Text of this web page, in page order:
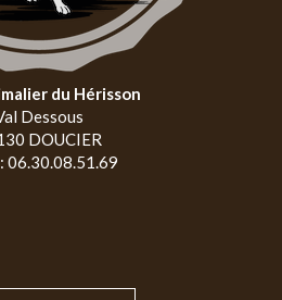
du Hérisson
Dessous
DOUCIER
06.30.08.51.69